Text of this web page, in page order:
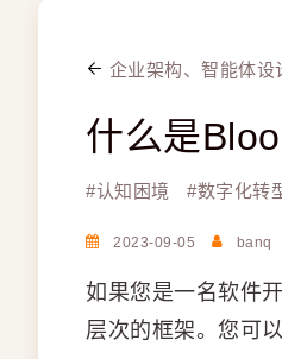
企业架构、智能体设
什么是
#认知困境 #数字化转
2023-09-05 banq
如果您是一名软件
层次的框架。您可